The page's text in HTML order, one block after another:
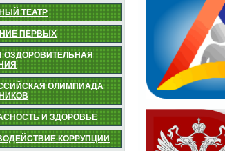
ТЕАТР
ПЕРВЫХ
ОЗДОРОВИТЕЛЬНАЯ
ОЛИМПИАДА
И ЗДОРОВЬЕ
КОРРУПЦИИ